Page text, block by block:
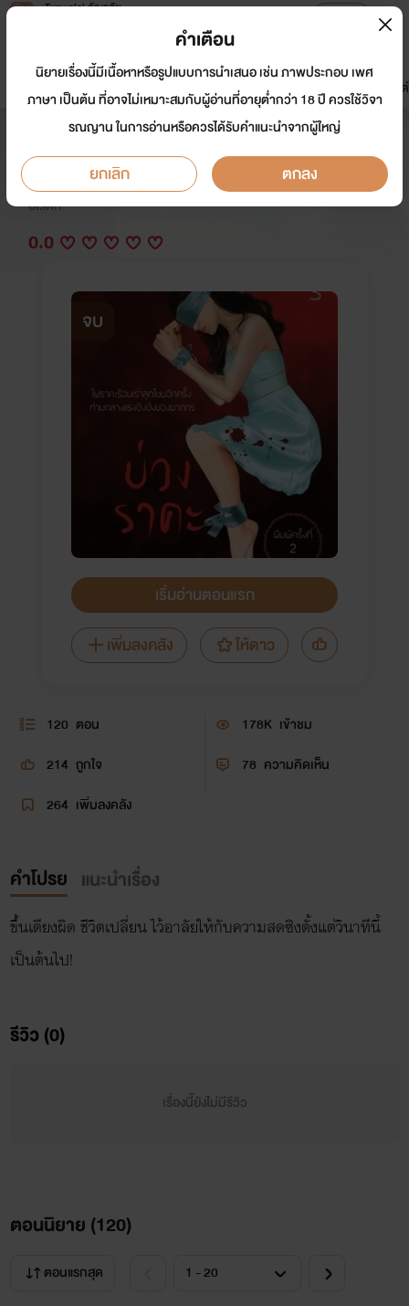
Tunwalai ธัญวลัย
หน้าแรก นิยาย อีบุ๊ก การ์ตูน
มาใหม่
ดรีมแชท ธัญลิสต์
บ่วงราคะ
นักเขียน: อัญจรี
อีโรติก
0.0
จบ
เริ่มอ่านตอนแรก
เพิ่มลงคลัง
ให้ดาว
120 ตอน 178K เข้าชม
214 ถูกใจ 78 ความคิดเห็น
264 เพิ่มลงคลัง
คำโปรย แนะนำเรื่อง
ขึ้นเตียงผิด ชีวิตเปลี่ยน ไว้อาลัยให้กับความสดซิงตั้งแต่วินาทีนี้
เป็นต้นไป!
รีวิว (0)
เรื่องนี้ยังไม่มีรีวิว
ตอนนิยาย (120)
ตอนแรกสุด
คำเตือน
นิยายเรื่องนี้มีเนื้อหาหรือรูปแบบการนำเสนอ เช่น ภาพประกอบ เพศ
ภาษา เป็นต้น ที่อาจไม่เหมาะสมกับผู้อ่านที่อายุต่ำกว่า 18 ปี ควรใช้วิจา
รณญาน ในการอ่านหรือควรได้รับคำแนะนำจากผู้ใหญ่
ยกเลิก ตกลง